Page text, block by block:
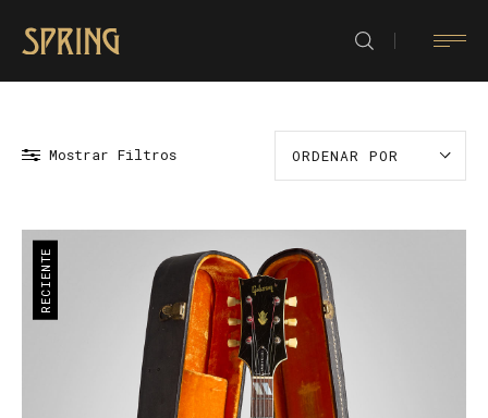
Mostrar Filtros ORDENAR POR
RECIENTE